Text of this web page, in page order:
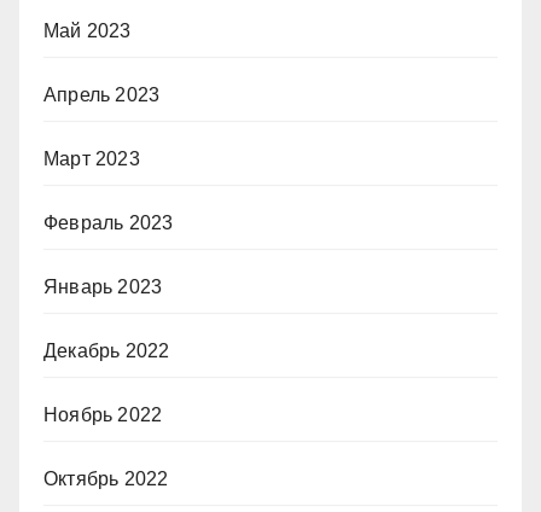
Май 2023
Апрель 2023
Март 2023
Февраль 2023
Январь 2023
Декабрь 2022
Ноябрь 2022
Октябрь 2022